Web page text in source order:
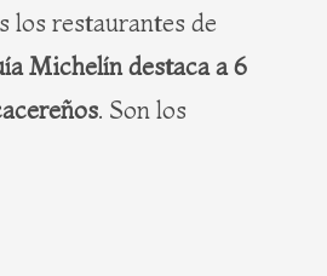
los restaurantes de
Michelín destaca a 6
. Son los